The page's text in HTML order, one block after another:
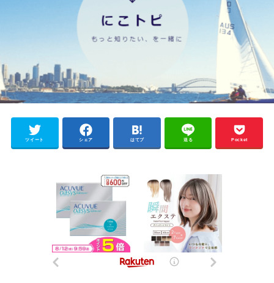
ツイート シェア はてブ 送る Pocket